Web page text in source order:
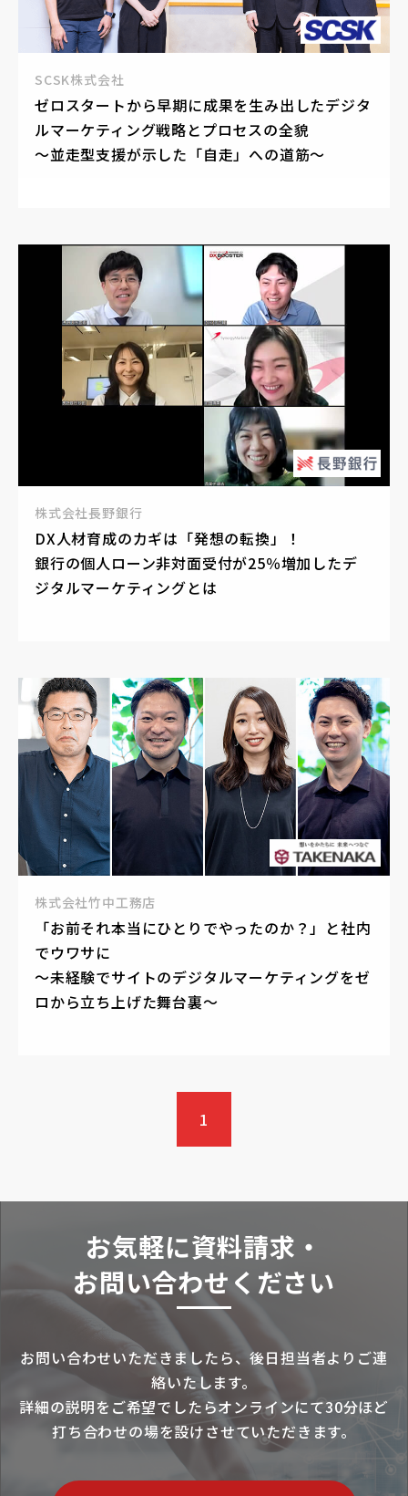
SCSK株式会社
ゼロスタートから早期に成果を生み出したデジタ
ルマーケティング戦略とプロセスの全貌
～並走型支援が示した「自走」への道筋～
株式会社長野銀行
DX人材育成のカギは「発想の転換」！
銀行の個人ローン非対面受付が25％増加したデ
ジタルマーケティングとは
株式会社竹中工務店
「お前それ本当にひとりでやったのか？」と社内
でウワサに
～未経験でサイトのデジタルマーケティングをゼ
ロから立ち上げた舞台裏～
1
お気軽に資料請求・
お問い合わせください
お問い合わせいただきましたら、後日担当者よりご連
絡いたします。
詳細の説明をご希望でしたらオンラインにて30分ほど
打ち合わせの場を設けさせていただきます。